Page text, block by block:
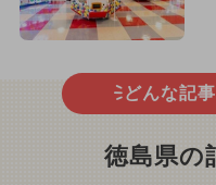
どんな記
徳島県の